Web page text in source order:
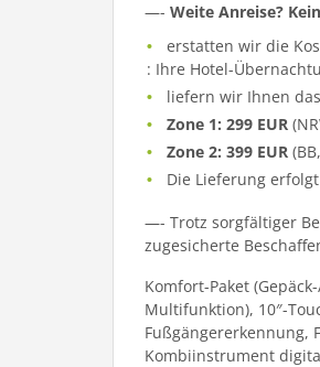
—- Weite Anreise?
erstatten wir die
: Ihre Hotel-
liefern wir Ihnen
Zone 1: 299 EUR
Zone 2: 399 EUR
Die Lieferung
—- Trotz sorgfältiger
zugesicherte
Komfort-Paket
Multifunktion), 10″-
Fußgängererkennung,
Kombiinstrument